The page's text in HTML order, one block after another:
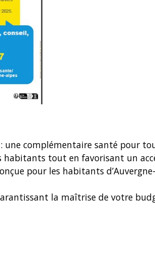
une complémentaire santé pour
habitants tout en favorisant un
pour les habitants
la maîtrise de votre